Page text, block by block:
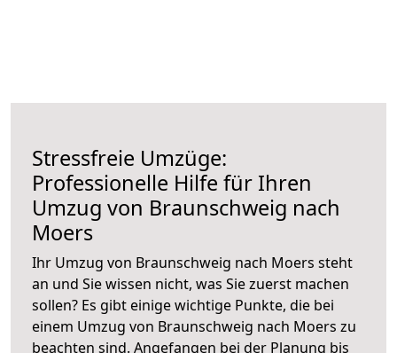
Stressfreie Umzüge:
Professionelle Hilfe für Ihren
Umzug von Braunschweig nach
Moers
Ihr Umzug von Braunschweig nach Moers steht
an und Sie wissen nicht, was Sie zuerst machen
sollen? Es gibt einige wichtige Punkte, die bei
einem Umzug von Braunschweig nach Moers zu
beachten sind. Angefangen bei der Planung bis